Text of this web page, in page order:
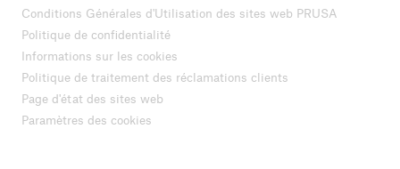
Conditions Générales d'Utilisation des sites web PRUSA
Politique de confidentialité
Informations sur les cookies
Politique de traitement des réclamations clients
Page d'état des sites web
Paramètres des cookies